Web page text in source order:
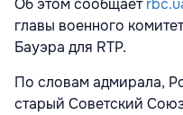
Об этом сообщает
главы военного
Бауэра для RTP.
По словам адмирала,
старый Советский